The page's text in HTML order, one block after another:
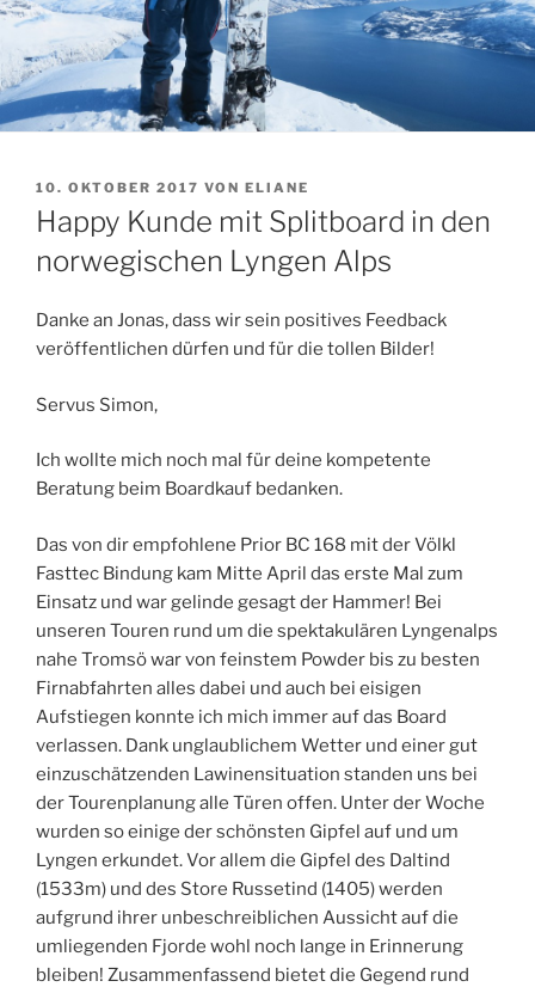
VERÖFFENTLICHT
AM
10. OKTOBER 2017 VON ELIANE
Happy Kunde mit Splitboard in den
norwegischen Lyngen Alps
Danke an Jonas, dass wir sein positives Feedback
veröffentlichen dürfen und für die tollen Bilder!
Servus Simon,
Ich wollte mich noch mal für deine kompetente
Beratung beim Boardkauf bedanken.
Das von dir empfohlene Prior BC 168 mit der Völkl
Fasttec Bindung kam Mitte April das erste Mal zum
Einsatz und war gelinde gesagt der Hammer! Bei
unseren Touren rund um die spektakulären Lyngenalps
nahe Tromsö war von feinstem Powder bis zu besten
Firnabfahrten alles dabei und auch bei eisigen
Aufstiegen konnte ich mich immer auf das Board
verlassen. Dank unglaublichem Wetter und einer gut
einzuschätzenden Lawinensituation standen uns bei
der Tourenplanung alle Türen offen. Unter der Woche
wurden so einige der schönsten Gipfel auf und um
Lyngen erkundet. Vor allem die Gipfel des Daltind
(1533m) und des Store Russetind (1405) werden
aufgrund ihrer unbeschreiblichen Aussicht auf die
umliegenden Fjorde wohl noch lange in Erinnerung
bleiben! Zusammenfassend bietet die Gegend rund